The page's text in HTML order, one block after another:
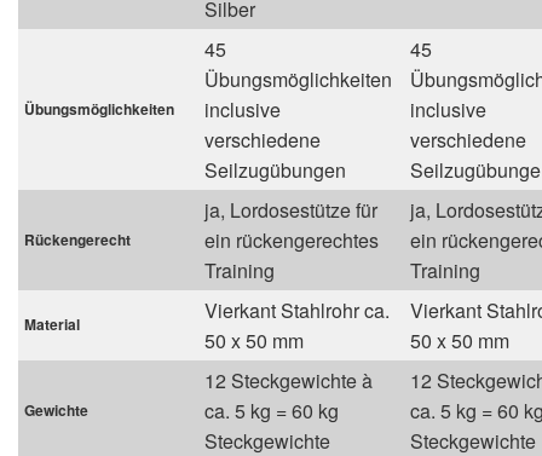
Silber
Übungsmöglichkeiten
45
Übungsmöglichkeiten
inclusive
verschiedene
Seilzugübungen
45
inclusive
verschiedene
Rückengerecht
ja, Lordosestütze für
ein rückengerechtes
Training
ja,
ein
Training
Material
Vierkant Stahlrohr ca.
50 x 50 mm
Vierkant
50 x 50 mm
Gewichte
12 Steckgewichte à
ca. 5 kg = 60 kg
Steckgewichte
12
ca. 5 kg = 60
Steckgewichte